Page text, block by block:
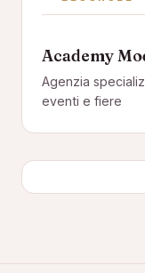
Academy
Agenzia
eventi e fiere